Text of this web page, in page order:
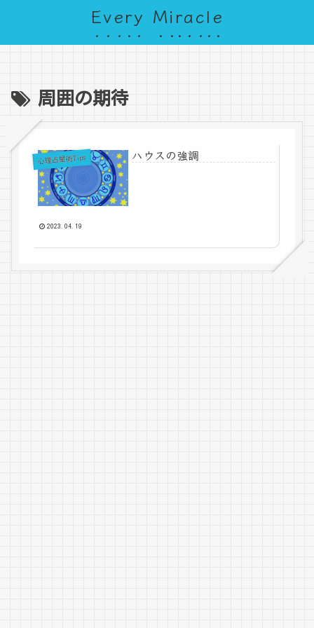
Every Miracle
周囲の期待
心理占星術Tips ハウスの強調
2023.04.19